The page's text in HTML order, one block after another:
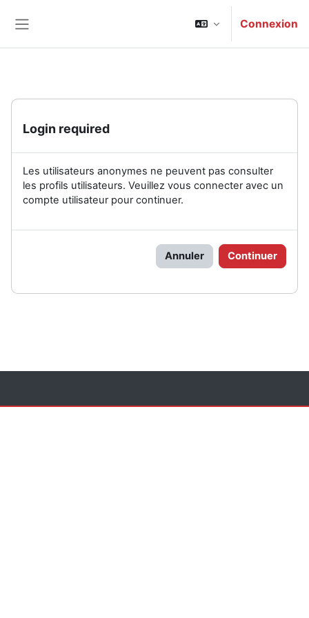
Connexion
Login required
Les utilisateurs anonymes ne peuvent pas consulter
les profils utilisateurs. Veuillez vous connecter avec un
compte utilisateur pour continuer.
Annuler Continuer